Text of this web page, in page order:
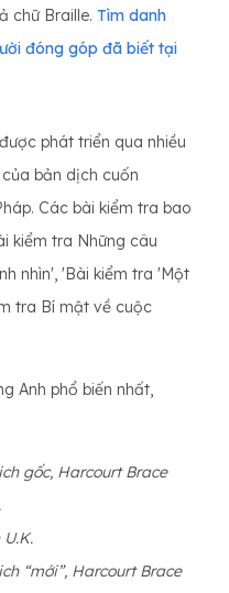
chữ Braille. Tìm danh
đóng góp đã biết tại
phát triển qua nhiều
bản dịch cuốn
Các bài kiểm tra bao
kiểm tra Những câu
nhìn', 'Bài kiểm tra 'Một
tra Bí mật về cuộc
Anh phổ biến nhất,
gốc, Harcourt Brace
“mới”, Harcourt Brace